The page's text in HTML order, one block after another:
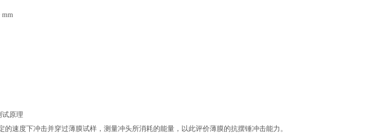
mm
试原理
的速度下冲击并穿过薄膜试样，测量冲头所消耗的能量，以此评价薄膜的抗摆锤冲击能力。